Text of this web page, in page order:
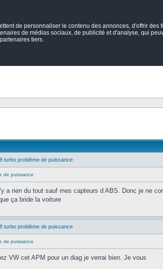
de personnaliser le contenu des annonces, d'offrir
de médias sociaux, de publicité et d'analyse, qui
tiers.
turbo problème de puissance
de puissance
a rien du tout sauf mes capteurs d ABS. Donc je ne
ça bride la voiture
turbo problème de puissance
de puissance
VW cet APM pour un diag je verrai bien. Je vous